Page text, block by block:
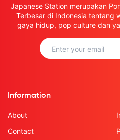
Japanese Station merupakan
Terbesar di Indonesia tentang
gaya hidup, pop culture dan
Information
About
Contact